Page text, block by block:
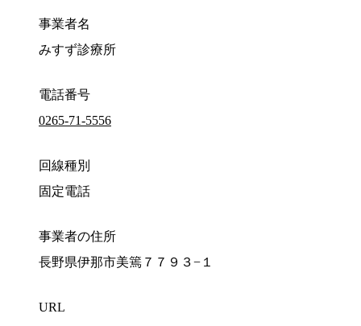
事業者名
みすず診療所
電話番号
0265-71-5556
回線種別
固定電話
事業者の住所
長野県伊那市美篶７７９３−１
URL